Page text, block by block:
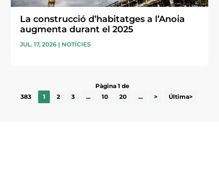
La construcció d’habitatges a l’Anoia
augmenta durant el 2025
JUL. 17, 2026 | NOTÍCIES
Pàgina 1 de
383
1 2 3 ... 10 20 ... > Última>